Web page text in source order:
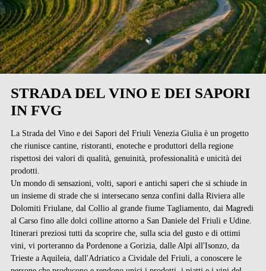
STRADA DEL VINO E DEI SAPORI
IN FVG
La Strada del Vino e dei Sapori del Friuli Venezia Giulia è un progetto
che riunisce cantine, ristoranti, enoteche e produttori della regione
rispettosi dei valori di qualità, genuinità, professionalità e unicità dei
prodotti.
Un mondo di sensazioni, volti, sapori e antichi saperi che si schiude in
un insieme di strade che si intersecano senza confini dalla Riviera alle
Dolomiti Friulane, dal Collio al grande fiume Tagliamento, dai Magredi
al Carso fino alle dolci colline attorno a San Daniele del Friuli e Udine.
Itinerari preziosi tutti da scoprire che, sulla scia del gusto e di ottimi
vini, vi porteranno da Pordenone a Gorizia, dalle Alpi all'Isonzo, da
Trieste a Aquileia, dall'Adriatico a Cividale del Friuli, a conoscere le